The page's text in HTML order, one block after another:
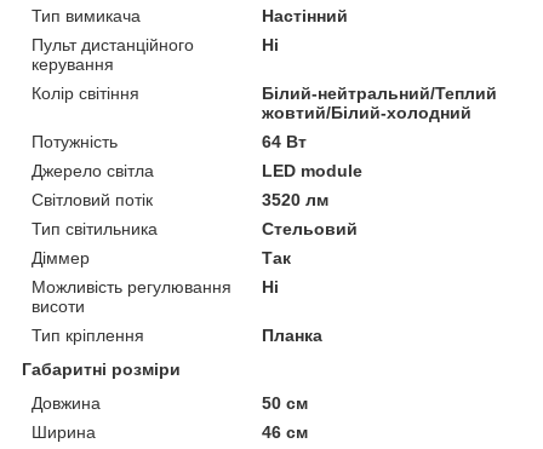
Тип вимикача
Настінний
Пульт дистанційного
керування
Ні
Колір світіння
Білий-нейтральний/Теплий
жовтий/Білий-холодний
Потужність
64 Вт
Джерело світла
LED module
Світловий потік
3520 лм
Тип світильника
Стельовий
Діммер
Так
Можливість регулювання
висоти
Ні
Тип кріплення
Планка
Габаритні розміри
Довжина
50 см
Ширина
46 см